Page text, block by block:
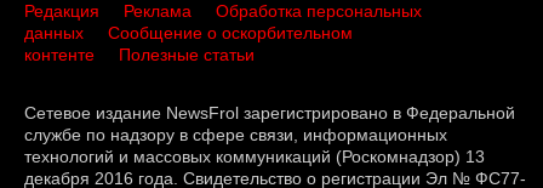
Редакция Реклама
Обработка персональных
данных
Сообщение о оскорбительном
контенте
Полезные статьи
Сетевое издание NewsFrol зарегистрировано в Федеральной
службе по надзору в сфере связи, информационных
технологий и массовых коммуникаций (Роскомнадзор) 13
декабря 2016 года. Свидетельство о регистрации Эл № ФС77-